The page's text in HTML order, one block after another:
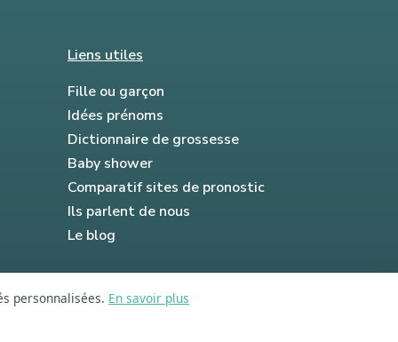
Liens utiles
Fille ou garçon
Idées prénoms
Dictionnaire de grossesse
Baby shower
Comparatif sites de pronostic
Ils parlent de nous
Le blog
personnalisées. En savoir plus